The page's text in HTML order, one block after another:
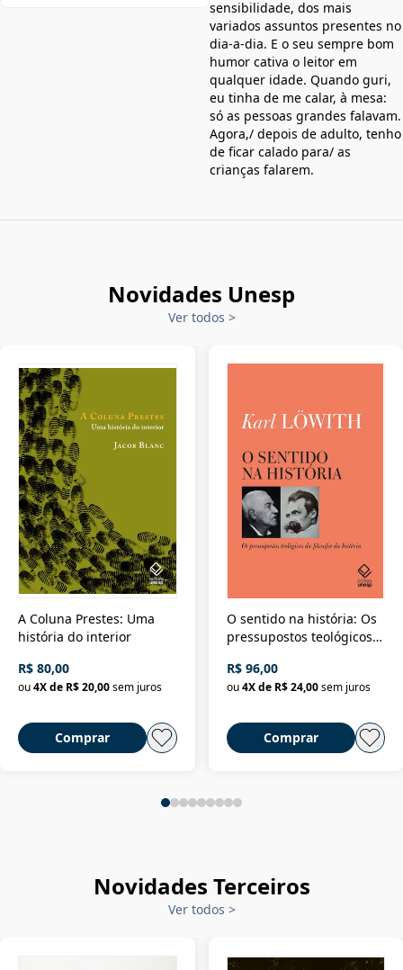
sensibilidade, dos mais
variados assuntos presentes no
dia-a-dia. E o seu sempre bom
humor cativa o leitor em
qualquer idade. Quando guri,
eu tinha de me calar, à mesa:
só as pessoas grandes falavam.
Agora,/ depois de adulto, tenho
de ficar calado para/ as
crianças falarem.
Novidades Unesp
Ver todos >
A Coluna Prestes: Uma
história do interior
R$ 80,00
ou4X de R$ 20,00sem juros
Comprar
O sentido na história: Os
pressupostos teológicos
R$ 96,00
ou 4X de R$ 24,00 sem juros
Comprar
Novidades Terceiros
Ver todos >